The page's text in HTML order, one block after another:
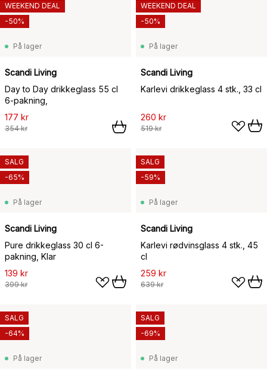
På lager
Scandi Living
Day to Day drikkeglass 55 cl
6-pakning,
177 kr
354 kr
WEEKEND DEAL
-50%
På lager
Scandi Living
Karlevi drikkeglass 4 stk., 33 cl
260 kr
519 kr
WEEKEND DEAL
-50%
På lager
Scandi Living
Pure drikkeglass 30 cl 6-
pakning, Klar
139 kr
399 kr
SALG
-65%
På lager
Scandi Living
Karlevi rødvinsglass 4 stk., 45
cl
259 kr
639 kr
SALG
-59%
På lager
SALG
-64%
På lager
SALG
-69%